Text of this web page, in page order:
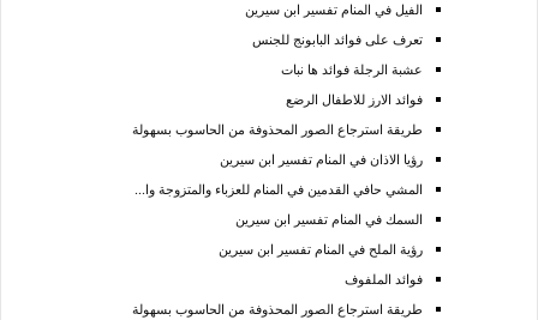
الفيل في المنام تفسير ابن سيرين
تعرف على فوائد البابونج للجنس
عشبة الرجلة فوائد ها نبات
فوائد الارز للاطفال الرضع
طريقة استرجاع الصور المحذوفة من الحاسوب بسهولة
رؤيا الاذان في المنام تفسير ابن سيرين
المشي حافي القدمين في المنام للعزباء والمتزوجة وا...
السمك في المنام تفسير ابن سيرين
رؤية الملح في المنام تفسير ابن سيرين
فوائد الملفوف
طريقة استرجاع الصور المحذوفة من الحاسوب بسهولة